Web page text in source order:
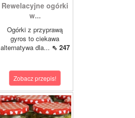
Rewelacyjne ogórki
w...
Ogórki z przyprawą
gyros to ciekawa
alternatywa dla... ⇖ 247
Zobacz przepis!